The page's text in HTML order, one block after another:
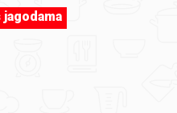
kuhinja na
Coolie spasila s